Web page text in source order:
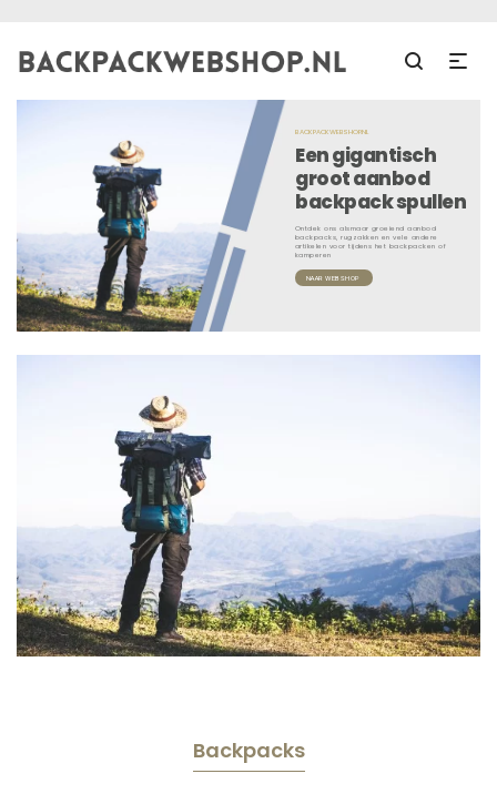
BACKPACKWEBSHOP.NL
Een gigantisch
groot aanbod
backpack spullen
Ontdek ons alsmaar groeiend aanbod
backpacks, rugzakken en vele andere
artikelen voor tijdens het backpacken of
kamperen
NAAR WEBSHOP
Backpacks